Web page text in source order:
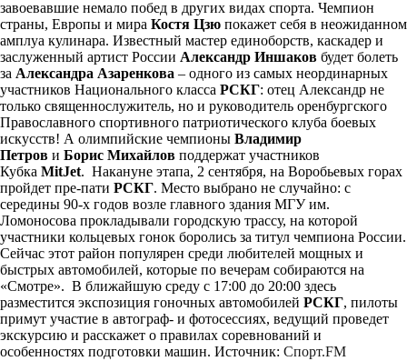
завоевавшие немало побед в других видах спорта. Чемпион
страны, Европы и мира Костя Цзю покажет себя в неожиданном
амплуа кулинара. Известный мастер единоборств, каскадер и
заслуженный артист России Александр Иншаков будет болеть
за Александра Азаренкова – одного из самых неординарных
участников Национального класса РСКГ: отец Александр не
только священнослужитель, но и руководитель оренбургского
Православного спортивного патриотического клуба боевых
искусств! А олимпийские чемпионы Владимир
Петров и Борис Михайлов поддержат участников
Кубка MitJet. Накануне этапа, 2 сентября, на Воробьевых горах
пройдет пре-пати РСКГ. Место выбрано не случайно: с
середины 90-х годов возле главного здания МГУ им.
Ломоносова прокладывали городскую трассу, на которой
участники кольцевых гонок боролись за титул чемпиона России.
Сейчас этот район популярен среди любителей мощных и
быстрых автомобилей, которые по вечерам собираются на
«Смотре». В ближайшую среду с 17:00 до 20:00 здесь
разместится экспозиция гоночных автомобилей РСКГ, пилоты
примут участие в автограф- и фотосессиях, ведущий проведет
экскурсию и расскажет о правилах соревнований и
особенностях подготовки машин. Источник: Спорт.FM